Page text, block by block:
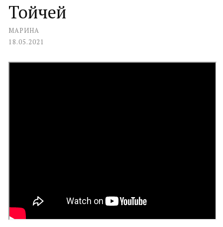
Тойчей
МАРИНА
18.05.2021